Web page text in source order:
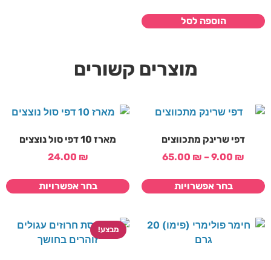
הוספה לסל
מוצרים קשורים
דפי שרינק מתכווצים
9.00 ₪
–
65.00 ₪
בחר אפשרויות
מארז 10 דפי סול נוצצים
24.00 ₪
בחר אפשרויות
מבצע!